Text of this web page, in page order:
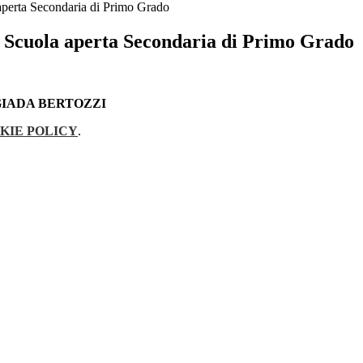
Secondaria di Primo Grado
aperta Secondaria di Primo Grado
BERTOZZI
POLICY.